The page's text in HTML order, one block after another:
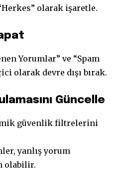
olarak işaretle.
Yorumlar” ve “Spam
olarak devre dışı bırak.
Güncelle
güvenlik filtrelerini
yanlış yorum
olabilir.